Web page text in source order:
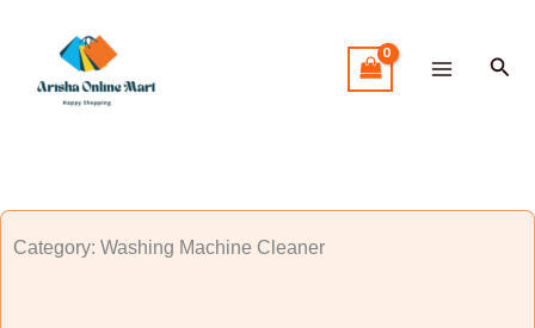
content
Category: Washing Machine Cleaner